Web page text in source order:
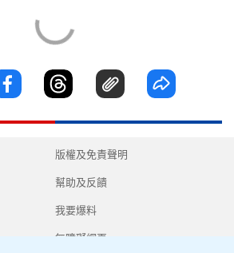
版權及免責聲明
幫助及反饋
我要爆料
無障礙網頁